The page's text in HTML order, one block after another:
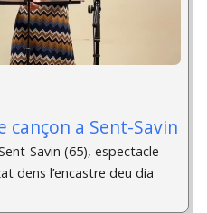
cançon a Sent-Savin
Savin (65), espectacle
dens l’encastre deu dia